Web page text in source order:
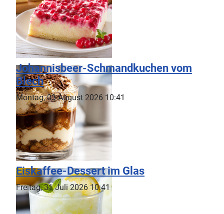
Johannisbeer-Schmandkuchen vom
Blech
Montag, 03 August 2026 10:41
Eiskaffee-Dessert im Glas
Freitag, 31 Juli 2026 10:41